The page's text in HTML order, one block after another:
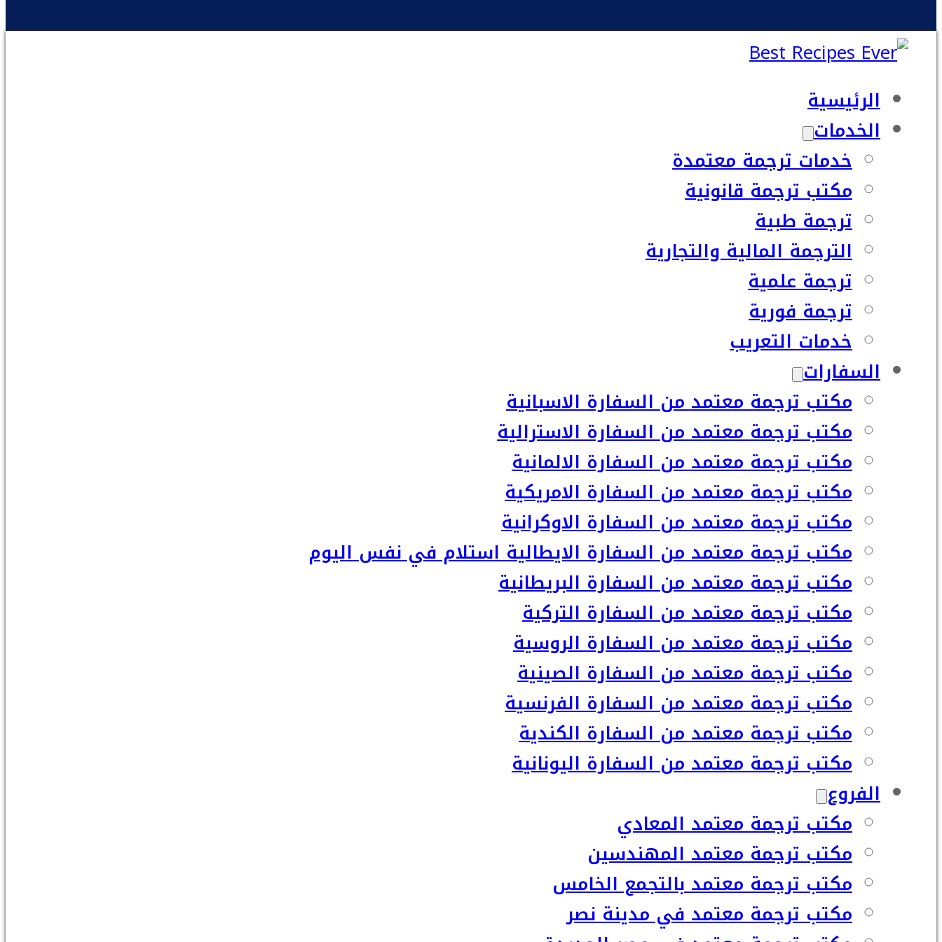
الرئيسية
الخدمات
خدمات ترجمة معتمدة
مكتب ترجمة قانونية
ترجمة طبية
الترجمة المالية والتجارية
ترجمة علمية
ترجمة فورية
خدمات التعريب
السفارات
مكتب ترجمة معتمد من السفارة الاسبانية
مكتب ترجمة معتمد من السفارة الاسترالية
مكتب ترجمة معتمد من السفارة الالمانية
مكتب ترجمة معتمد من السفارة الامريكية
مكتب ترجمة معتمد من السفارة الاوكرانية
مكتب ترجمة معتمد من السفارة الايطالية استلام في نفس اليوم
مكتب ترجمة معتمد من السفارة البريطانية
مكتب ترجمة معتمد من السفارة التركية
مكتب ترجمة معتمد من السفارة الروسية
مكتب ترجمة معتمد من السفارة الصينية
مكتب ترجمة معتمد من السفارة الفرنسية
مكتب ترجمة معتمد من السفارة الكندية
مكتب ترجمة معتمد من السفارة اليونانية
الفروع
مكتب ترجمة معتمد المعادي
مكتب ترجمة معتمد المهندسين
مكتب ترجمة معتمد بالتجمع الخامس
مكتب ترجمة معتمد في مدينة نصر